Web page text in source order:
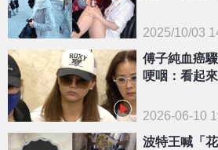
2025/10/03
傅子純血癌
哽咽：看起
2026-06-10
波特王喊「